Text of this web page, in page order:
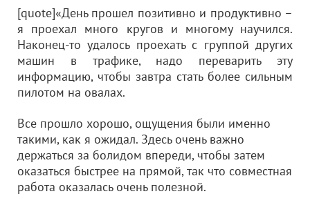
[quote]«День прошел позитивно и продуктивно –
я проехал много кругов и многому научился.
Наконец-то удалось проехать с группой других
машин в трафике, надо переварить эту
информацию, чтобы завтра стать более сильным
пилотом на овалах.
Все прошло хорошо, ощущения были именно
такими, как я ожидал. Здесь очень важно
держаться за болидом впереди, чтобы затем
оказаться быстрее на прямой, так что совместная
работа оказалась очень полезной.